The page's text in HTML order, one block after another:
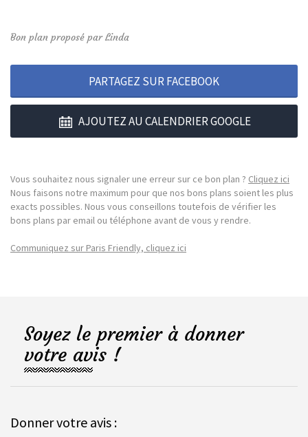
Bon plan proposé par Linda
PARTAGEZ SUR FACEBOOK
AJOUTEZ AU CALENDRIER GOOGLE
Vous souhaitez nous signaler une erreur sur ce bon plan ? Cliquez ici
Nous faisons notre maximum pour que nos bons plans soient les plus
exacts possibles. Nous vous conseillons toutefois de vérifier les
bons plans par email ou téléphone avant de vous y rendre.
Communiquez sur Paris Friendly, cliquez ici
Soyez le premier à donner
votre avis !
Donner votre avis :